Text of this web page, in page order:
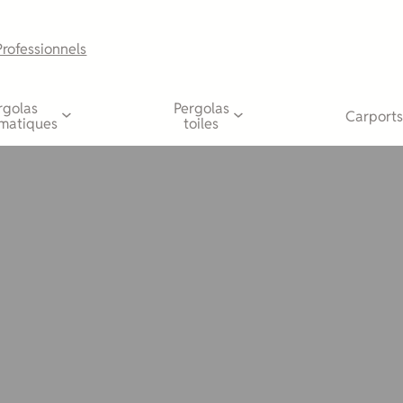
Pergolas
toiles
Carports